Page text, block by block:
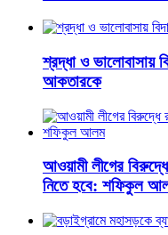
শ্রদ্ধা ও ভালোবাসায়
আকতারকে
আওয়ামী লীগের
নিতে হবে: শফিকুল